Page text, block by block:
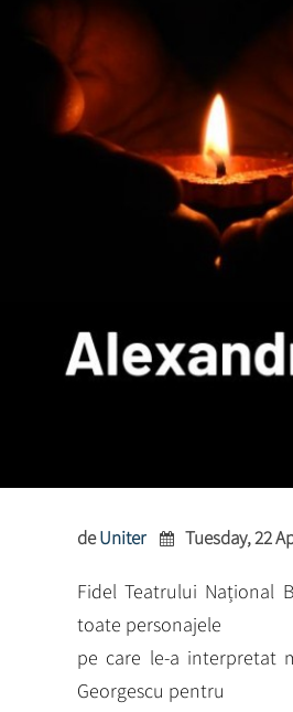
deUniter Tuesday, 22
Fidel Teatrului Național
toate personajele
pe care le-a interpretat
Georgescu pentru